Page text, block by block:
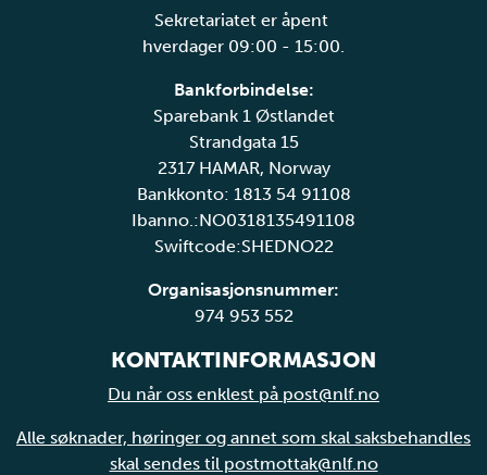
Sekretariatet er åpent
hverdager 09:00 - 15:00.
Bankforbindelse:
Sparebank 1 Østlandet
Strandgata 15
2317 HAMAR, Norway
Bankkonto: 1813 54 91108
Ibanno.:NO0318135491108
Swiftcode:SHEDNO22
Organisasjonsnummer:
974 953 552
KONTAKTINFORMASJON
Du når oss enklest på post@nlf.no
Alle søknader, høringer og annet som skal saksbehandles
skal sendes til postmottak@nlf.no